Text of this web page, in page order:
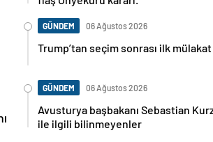
Trump’tan seçim sonrası ilk mülakat
Avusturya başbakanı Sebastian Kurz
ile ilgili bilinmeyenler